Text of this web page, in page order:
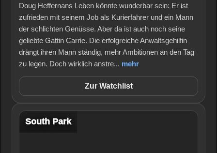
Doug Heffernans Leben könnte wunderbar sein: Er ist
zufrieden mit seinem Job als Kurierfahrer und ein Mann
der schlichten Genüsse. Aber da ist auch noch seine
geliebte Gattin Carrie. Die erfolgreiche Anwaltsgehilfin
drängt ihren Mann ständig, mehr Ambitionen an den Tag
zu legen. Doch wirklich anstre... mehr
Zur Watchlist
South Park